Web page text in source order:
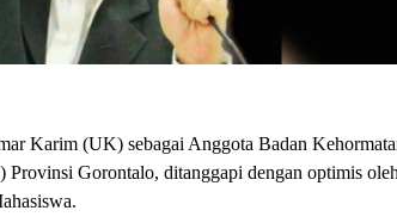
Karim (UK) sebagai Anggota Badan
Gorontalo, ditanggapi dengan optimis